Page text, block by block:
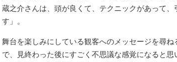
蔵之介さんは、頭が良くて、テクニックがあって
す」。
舞台を楽しみにしている観客へのメッセージを尋
で、見終わった後にすごく不思議な感覚になると